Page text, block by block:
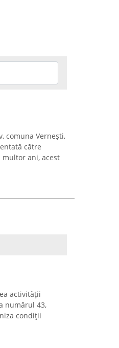
comuna Vernești,
către
ani, acest
activității
numărul 43,
condiții